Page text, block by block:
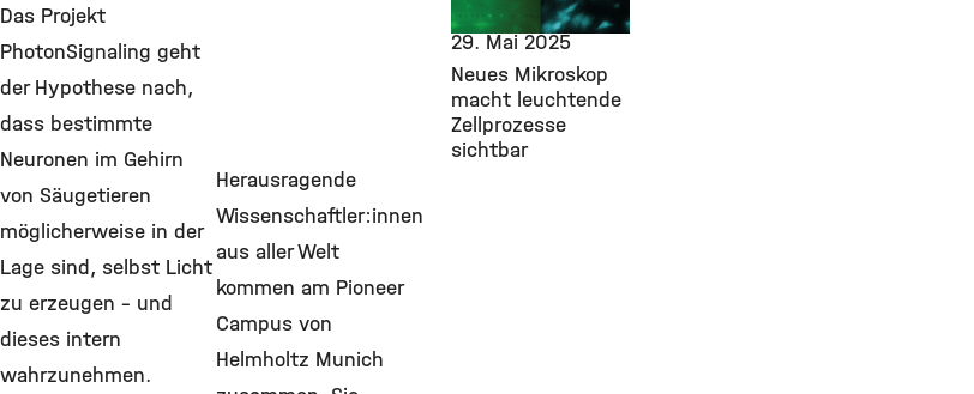
Das Projekt
PhotonSignaling geht
der Hypothese nach,
dass bestimmte
Neuronen im Gehirn
von Säugetieren
möglicherweise in der
Lage sind, selbst Licht
zu erzeugen – und
dieses intern
wahrzunehmen.
Pioneer Campus,
29. Mai 2025
Neues Mikroskop
macht leuchtende
Zellprozesse
sichtbar
Herausragende
Wissenschaftler:innen
aus aller Welt
kommen am Pioneer
Campus von
Helmholtz Munich